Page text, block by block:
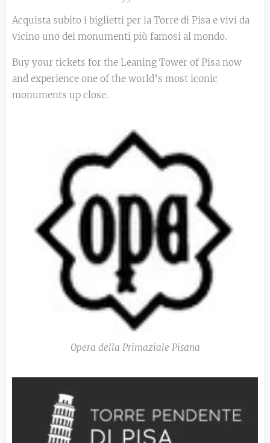
Acquista subito i biglietti per la Torre di Pisa e vivi da
vicino uno dei monumenti più famosi al mondo.
Buy your tickets for the Leaning Tower of Pisa now
and experience one of the world’s most iconic
monuments up close.
Opera della Primaziale Pisana